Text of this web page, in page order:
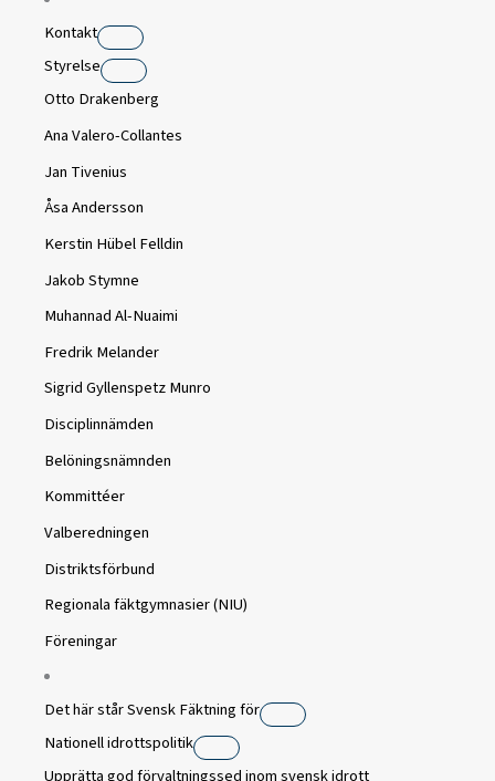
Kontakt
Styrelse
Otto Drakenberg
Ana Valero-Collantes
Jan Tivenius
Åsa Andersson
Kerstin Hübel Felldin
Jakob Stymne
Muhannad Al-Nuaimi
Fredrik Melander
Sigrid Gyllenspetz Munro
Disciplinnämden
Belöningsnämnden
Kommittéer
Valberedningen
Distriktsförbund
Regionala fäktgymnasier (NIU)
Föreningar
Det här står Svensk Fäktning för
Nationell idrottspolitik
Upprätta god förvaltningssed inom svensk idrott